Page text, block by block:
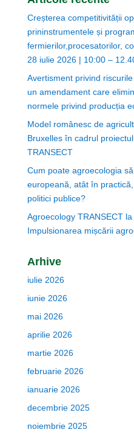
Creșterea competitivității
prininstrumentele și
fermierilor,procesatorilor,
28 iulie 2026 | 10:00 –
Avertisment privind
un amendament care
normele privind producția
Model românesc de
Bruxelles în cadrul
TRANSECT
Cum poate agroecologia
europeană, atât în
politici publice?
Agroecology TRANSECT
Impulsionarea mișcării
Arhive
iulie 2026
iunie 2026
mai 2026
aprilie 2026
martie 2026
februarie 2026
ianuarie 2026
decembrie 2025
noiembrie 2025